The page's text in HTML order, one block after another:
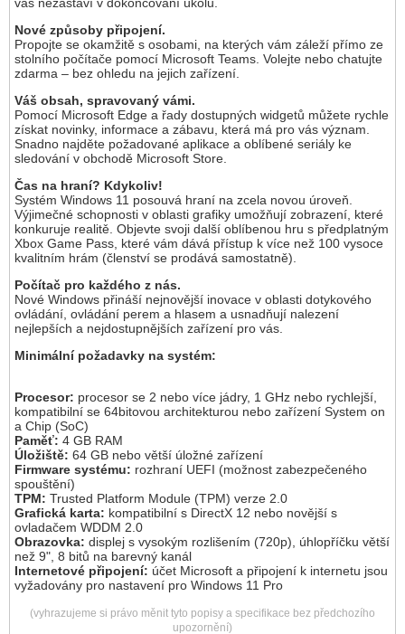
Nové způsoby připojení.
Propojte se okamžitě s osobami, na kterých vám záleží přímo ze
stolního počítače pomocí Microsoft Teams. Volejte nebo chatujte
zdarma – bez ohledu na jejich zařízení.
Váš obsah, spravovaný vámi.
Pomocí Microsoft Edge a řady dostupných widgetů můžete rychle
získat novinky, informace a zábavu, která má pro vás význam.
Snadno najděte požadované aplikace a oblíbené seriály ke
sledování v obchodě Microsoft Store.
Čas na hraní? Kdykoliv!
Systém Windows 11 posouvá hraní na zcela novou úroveň.
Výjimečné schopnosti v oblasti grafiky umožňují zobrazení, které
konkuruje realitě. Objevte svoji další oblíbenou hru s předplatným
Xbox Game Pass, které vám dává přístup k více než 100 vysoce
kvalitním hrám (členství se prodává samostatně).
Počítač pro každého z nás.
Nové Windows přináší nejnovější inovace v oblasti dotykového
ovládání, ovládání perem a hlasem a usnadňují nalezení
nejlepších a nejdostupnějších zařízení pro vás.
Minimální požadavky na systém:
Procesor: procesor se 2 nebo více jádry, 1 GHz nebo rychlejší,
kompatibilní se 64bitovou architekturou nebo zařízení System on
a Chip (SoC)
Paměť: 4 GB RAM
Úložiště: 64 GB nebo větší úložné zařízení
Firmware systému: rozhraní UEFI (možnost zabezpečeného
spouštění)
TPM: Trusted Platform Module (TPM) verze 2.0
Grafická karta: kompatibilní s DirectX 12 nebo novější s
ovladačem WDDM 2.0
Obrazovka: displej s vysokým rozlišením (720p), úhlopříčku větší
než 9", 8 bitů na barevný kanál
Internetové připojení: účet Microsoft a připojení k internetu jsou
vyžadovány pro nastavení pro Windows 11 Pro
(vyhrazujeme si právo měnit tyto popisy a specifikace bez předchozího
upozornění)